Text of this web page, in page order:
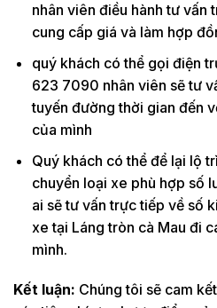
nhân viên điều hành tư vấn
cung cấp giá và làm hợp
quý khách có thể gọi điện
623 7090 nhân viên sẽ tư
tuyến đường thời gian đến
của mình
Quý khách có thể để lại lộ
chuyển loại xe phù hợp số
ai sẽ tư vấn trực tiếp về số
xe tại Láng tròn cà Mau đi
mình.
Kết luận: Chúng tôi sẽ cam